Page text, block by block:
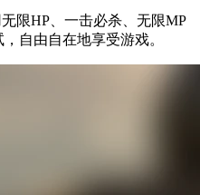
限HP、一击必杀、无限MP
自由自在地享受游戏。